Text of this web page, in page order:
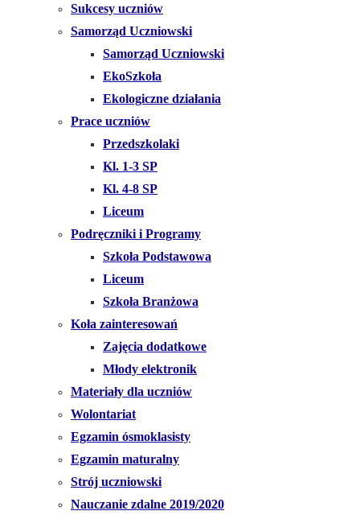
Sukcesy uczniów
Samorząd Uczniowski
Samorząd Uczniowski
EkoSzkoła
Ekologiczne działania
Prace uczniów
Przedszkolaki
Kl. 1-3 SP
Kl. 4-8 SP
Liceum
Podręczniki i Programy
Szkoła Podstawowa
Liceum
Szkoła Branżowa
Koła zainteresowań
Zajęcia dodatkowe
Młody elektronik
Materiały dla uczniów
Wolontariat
Egzamin ósmoklasisty
Egzamin maturalny
Strój uczniowski
Nauczanie zdalne 2019/2020